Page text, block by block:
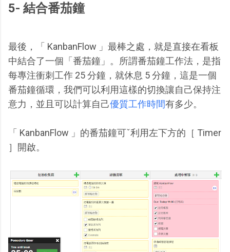
5- 結合番茄鐘
最後，「 KanbanFlow 」最棒之處，就是直接在看板
中結合了一個「番茄鐘」。所謂番茄鐘工作法，是指
每專注衝刺工作 25 分鐘，就休息 5 分鐘，這是一個
番茄鐘循環，我們可以利用這樣的切換讓自己保持注
意力，並且可以計算自己優質工作時間有多少。
「 KanbanFlow 」的番茄鐘可ˇ利用左下方的［ Timer
］開啟。